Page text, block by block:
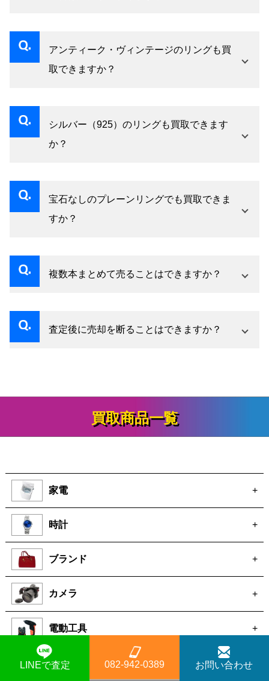
アンティーク・ヴィンテージのリングも買
取できますか？
シルバー（925）のリングも買取できます
か？
宝石なしのプレーンリングでも買取できま
すか？
複数本まとめて売ることはできますか？
査定後に売却を断ることはできますか？
せん。
買取商品一覧
家電 +
時計 +
ブランド +
カメラ +
電動工具 +
厨房機器 +
LINEで査定 082-942-0389 お問い合わせ